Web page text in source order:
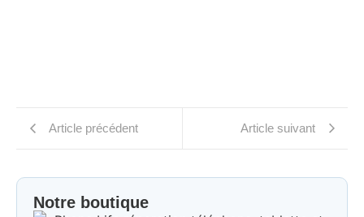
Article précédent Article suivant
Notre boutique